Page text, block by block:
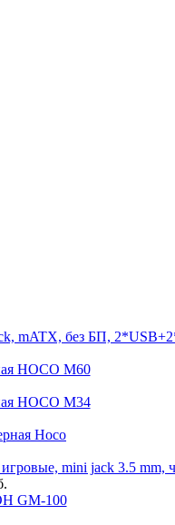
mATX, без БП,
HOCO M60
HOCO M34
Hoco
mini jack 3.5 mm,
GM-100